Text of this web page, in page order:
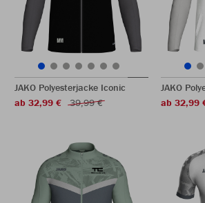
JAKO Polyesterjacke Iconic
ab 32,99 €
39,99 €
JAKO
ab 32,99